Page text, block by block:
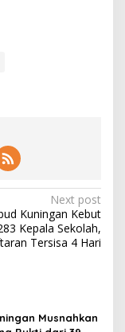
Next post
Kuningan Kebut
Kepala Sekolah,
Tersisa 4 Hari
Musnahkan